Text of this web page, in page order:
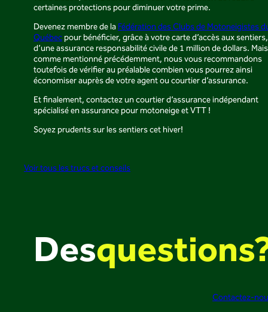
certaines protections pour diminuer votre prime.
Devenez membre de laFédération des Clubs de Motoneigistes
Québec pour bénéficier, grâce à votre carte d’accès aux sentiers,
d’une assurance responsabilité civile de 1 million de dollars. Mais
comme mentionné précédemment, nous vous recommandons
toutefois de vérifier au préalable combien vous pourrez ainsi
économiser auprès de votre agent ou courtier d’assurance.
Et finalement, contactez un courtier d’assurance indépendant
spécialisé en assurance pour motoneige et VTT !
Soyez prudents sur les sentiers cet hiver!
Voir tous les trucs et conseils
Des
Contactez-